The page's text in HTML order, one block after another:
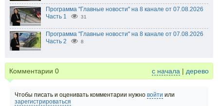
Программа "Главные новости" на 8 канале от 07.08.2026
Часть 1
31
Программа "Главные новости" на 8 канале от 07.08.2026
Часть 2
8
Комментарии 0 с начала | дерево
Чтобы писать и оценивать комментарии нужно войти или
зарегистрироваться